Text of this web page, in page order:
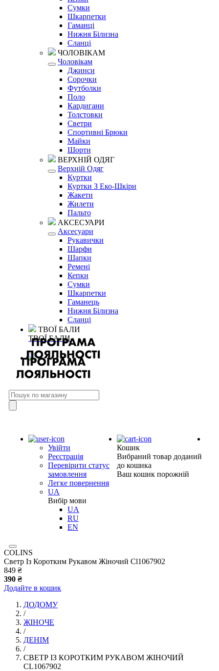
Сумки
Шкарпетки
Гаманці
Нижня Білизна
Сланці
ЧОЛОВІКАМ
Чоловікам
Джинси
Сорочки
Футболки
Поло
Кардигани
Толстовки
Светри
Спортивні Брюки
Майки
Шорти
ВЕРХНІЙ ОДЯГ
Верхній Одяг
Куртки
Куртки З Еко-Шкіри
Жакети
Жилети
Пальто
АКСЕСУАРИ
Аксесуари
Рукавички
Шарфи
Шапки
Ремені
Кепки
Сумки
Шкарпетки
Гаманець
Нижня Білизна
Сланці
ТВОЇ БАЛИ
ТВОЇ БАЛИ
Увійти
Реєстрація
Перевірити статус
замовлення
Легке повернення
UA
Вибір мови
UA
RU
EN
Кошик
Вибраний товар доданий
до кошика
Ваш кошик порожній
COLINS
Светр Із Коротким Рукавом Жіночий Cl1067902
849 ₴
390 ₴
Додайте в кошик
ДОДОМУ
/
ЖІНОЧЕ
/
ДЕНІМ
/
СВЕТР ІЗ КОРОТКИМ РУКАВОМ ЖІНОЧИЙ
CL1067902